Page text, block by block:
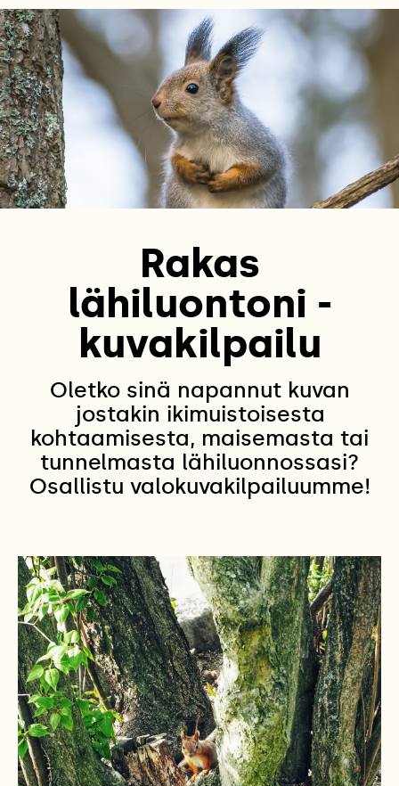
Rakas
lähiluontoni -
kuvakilpailu
Oletko sinä napannut kuvan
jostakin ikimuistoisesta
kohtaamisesta, maisemasta tai
tunnelmasta lähiluonnossasi?
Osallistu valokuvakilpailuumme!